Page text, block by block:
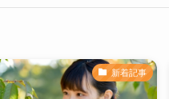
新着記事